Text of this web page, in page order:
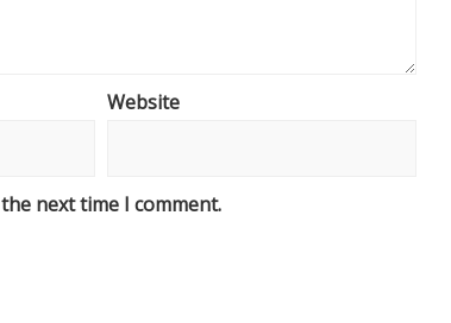
Website
next time I comment.